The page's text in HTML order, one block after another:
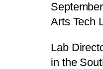
Arts Tech
Lab Direct
in the Sout